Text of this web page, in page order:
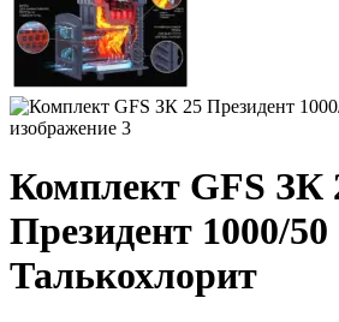
Комплект GFS ЗК
Президент 1000/50
Талькохлорит